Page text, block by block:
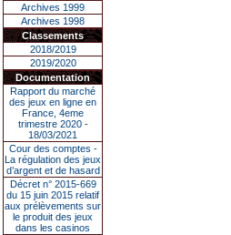
Archives 1999
Archives 1998
Classements
2018/2019
2019/2020
Documentation
Rapport du marché
des jeux en ligne en
France, 4eme
trimestre 2020 -
18/03/2021
Cour des comptes -
La régulation des jeux
d’argent et de hasard
Décret n° 2015-669
du 15 juin 2015 relatif
aux prélèvements sur
le produit des jeux
dans les casinos